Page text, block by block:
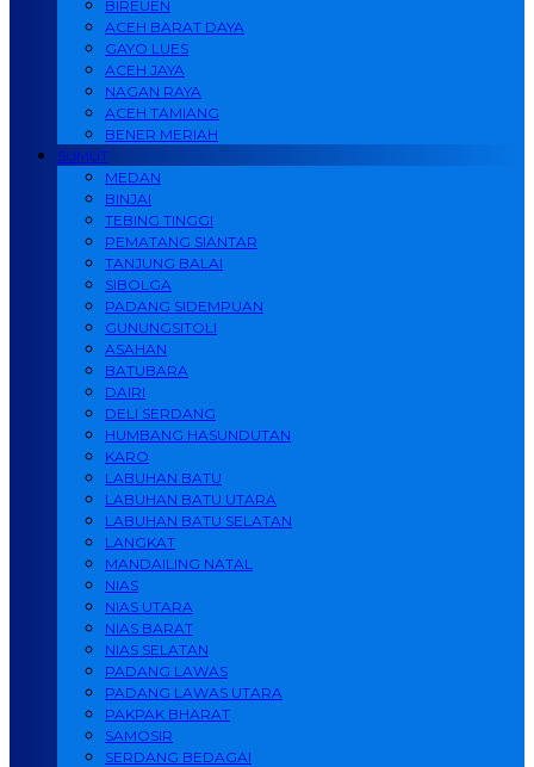
BIREUEN
ACEH BARAT DAYA
GAYO LUES
ACEH JAYA
NAGAN RAYA
ACEH TAMIANG
BENER MERIAH
SUMUT
MEDAN
BINJAI
TEBING TINGGI
PEMATANG SIANTAR
TANJUNG BALAI
SIBOLGA
PADANG SIDEMPUAN
GUNUNGSITOLI
ASAHAN
BATUBARA
DAIRI
DELI SERDANG
HUMBANG HASUNDUTAN
KARO
LABUHAN BATU
LABUHAN BATU UTARA
LABUHAN BATU SELATAN
LANGKAT
MANDAILING NATAL
NIAS
NIAS UTARA
NIAS BARAT
NIAS SELATAN
PADANG LAWAS
PADANG LAWAS UTARA
PAKPAK BHARAT
SAMOSIR
SERDANG BEDAGAI